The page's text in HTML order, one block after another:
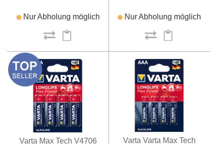
Nur Abholung möglich Nur Abholung möglich
Varta Max Tech V4706
Varta Varta Max Tech